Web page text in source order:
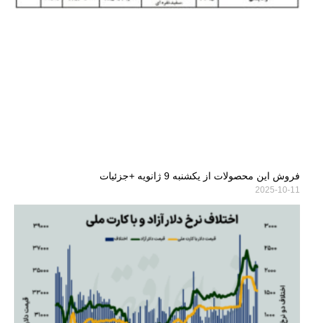
فروش این محصولات از یکشنبه 9 ژانویه +جزئیات
2025-10-11